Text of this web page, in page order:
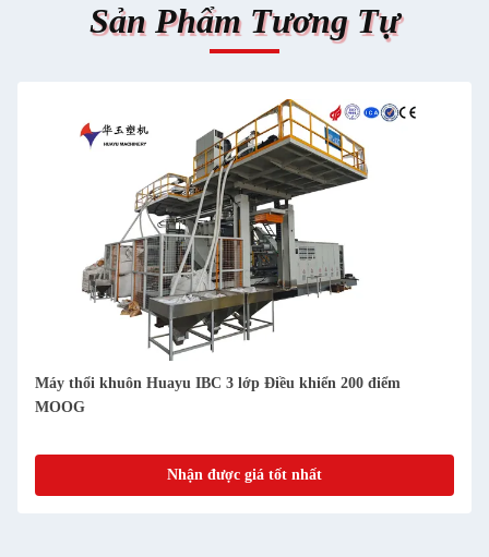
Sản Phẩm Tương Tự
Máy thổi khuôn Huayu IBC 3 lớp Điều khiển 200 điểm
MOOG
Nhận được giá tốt nhất